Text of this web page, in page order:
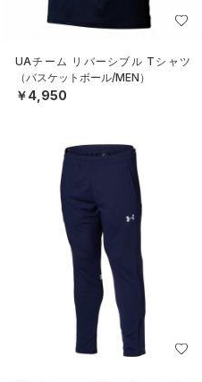
UAチーム リバーシブル Tシャツ
（バスケットボール/MEN）
￥4,950